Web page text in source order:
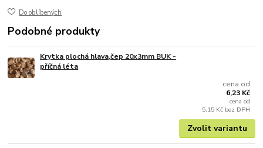
Do oblíbených
Podobné produkty
Krytka plochá hlava,čep 20x3mm BUK -
příčná léta
cena od
6,23 Kč
cena od
5,15 Kč bez DPH
Zvolit variantu